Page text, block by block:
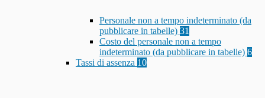
Personale non a tempo indeterminato (da
pubblicare in tabelle) 31
Costo del personale non a tempo
indeterminato (da pubblicare in tabelle) 6
Tassi di assenza 10